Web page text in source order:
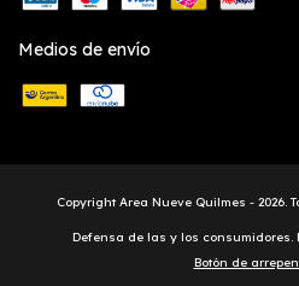
Medios de envío
Copyright Area Nueve Quilmes - 2026.
Defensa de las y los consumidores.
Botón de